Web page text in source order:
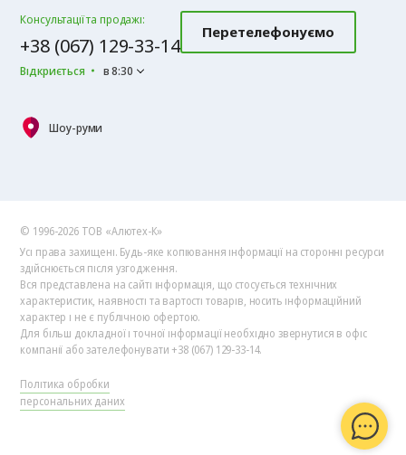
Консультації та продажі:
+38 (067) 129-33-14
Відкриється в 8:30
Перетелефонуємо
Шоу-руми
© 1996-2026 ТОВ «Алютех‑К»
Усі права захищені. Будь-яке копіювання інформації на сторонні ресурси
здійснюється після узгодження.
Вся представлена на сайті інформація, що стосується технічних
характеристик, наявності та вартості товарів, носить інформаційний
характер і не є публічною офертою.
Для більш докладної і точної інформації необхідно звернутися в офіс
компанії або зателефонувати +38 (067) 129-33-14.
Політика обробки
персональних даних